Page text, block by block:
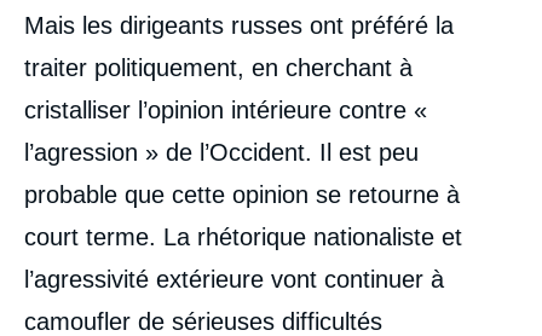
Corps
analyses
Mais les dirigeants russes ont préféré la
traiter politiquement, en cherchant à
cristalliser l’opinion intérieure contre «
l’agression » de l’Occident. Il est peu
probable que cette opinion se retourne à
court terme. La rhétorique nationaliste et
l’agressivité extérieure vont continuer à
camoufler de sérieuses difficultés